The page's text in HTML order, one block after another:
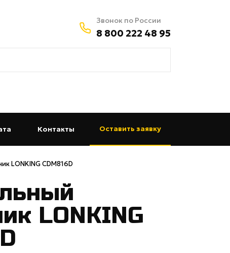
Звонок по России
8 800 222 48 95
(current)Контакты (current)Оставить заявку
LONKING CDM816D
LONKING